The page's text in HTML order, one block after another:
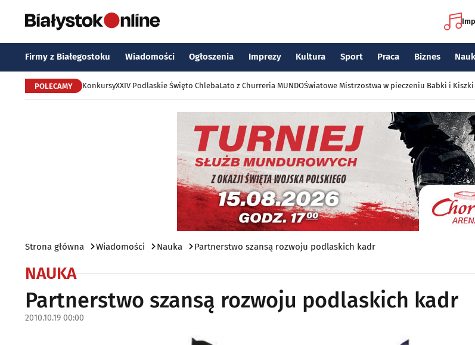
Firmy z Białegostoku Wiadomości Ogłoszenia Imprezy Kultura Sport Praca Biznes
POLECAMY KonkursyXXIV Podlaskie Święto ChlebaLato z Churreria MUNDOŚwiatowe Mistrzostwa w pieczeniu Babki i
Strona główna Wiadomości Nauka Partnerstwo szansą rozwoju podlaskich kadr
NAUKA
Partnerstwo szansą rozwoju podlaskich kadr
2010.10.19 00:00